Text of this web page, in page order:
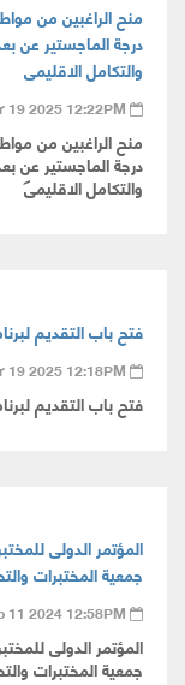
منح الراغبين من
درجة الماجستير عن
والتكامل الاقليمى
19 2025 12:22PM
منح الراغبين من
درجة الماجستير عن
والتكامل الاقليمى
فتح باب التقديم
19 2025 12:18PM
فتح باب التقديم
المؤتمر الدولى
جمعية المختبرات
11 2024 12:58PM
المؤتمر الدولى
جمعية المختبرات